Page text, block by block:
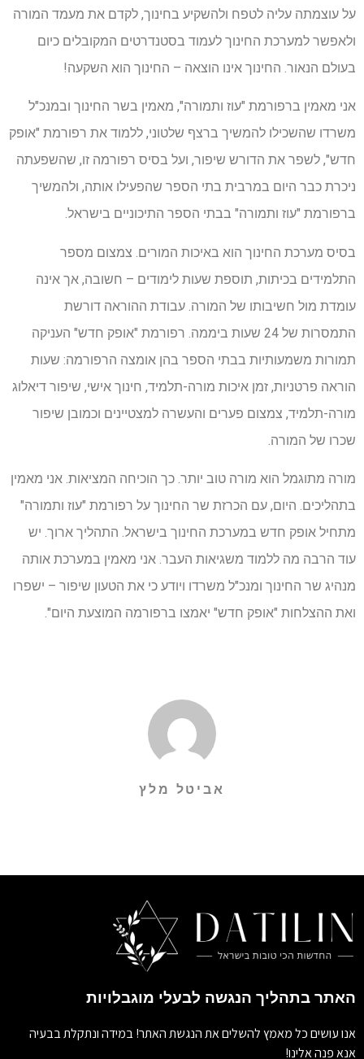
על עוצמתה עליה לטפח ולהשקיע בחינוך, לקדם את מעמד המורה
ולאפשר למערכת החינוך לעמוד בסטנדרטים המקובלים כיום
בעולם הנאור. החינוך אינו הוצאה – החינוך הוא השקעה!
אני מאמין ברפורמת "עוז ותמורה", מאמין בשר החינוך ובמנכ"ל
משרדו שהשכילו להמשיך ברצף שלטוני, ללמוד את רפורמת "אופק
חדש", לשפר את הדורש שיפור, ועל בסיס רפורמה זו, שהשפעתה
ניכרת כבר היום במרבית בתי הספר שהפעילו אותה, ולהמשיך
ברפורמת "עוז ותמורה" בבתי הספר התיכוניים בישראל.
בסיס מערכת החינוך הוא באיכות המורים. צמצום מספר
התלמידים בכיתות, תוספת שעות לימודים – חשובה, אך אינה
עומדת מול חשיבותו של המורה. עבודת ההוראה דורשת
התמסרות של 24 שעות ביממה. רפורמת "אופק חדש" העניקה
תמורות משמעותיות בבתי הספר בהן אומצה הרפורמה: שעות
הוראה פרטניות, זמן איכות מורה-תלמיד, חינוך אישי, שיפור דיאלוג
מורה-תלמיד, צמצום פערים והעשרה למצטיינים וכמובן שיפור
שכרו של המורה.
מורה מתוגמל הוא מורה טוב יותר. כך הוכיחה המציאות. אני מאמין
בתהליכים. היום, עם הכרזת שר החינוך על רפורמת "עוז ותמורה"
מתחיל אופק חדש במערכת החינוך בישראל. התהליך ארוך. יש
עוד הרבה מה ללמוד משגיאות העבר. אני מאמין במערכת אותה
מנהיג שר החינוך ומנכ"ל משרדו ויודע כי את הטעון שיפור – ישפרו
ואת ההצלחות "אופק חדש" יאמצו ברפורמה המוצעת היום".
אביטל מלץ
האתר בתהליך הנגשה לבעלי מוגבלויות
אנו עושים כל מאמץ להשלים את הנגשת האתר! במידה ונתקלת בבעיה
אנא פנה אלינו!